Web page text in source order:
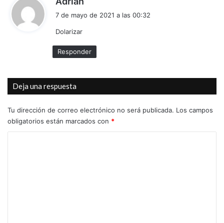
:
7 de mayo de 2021 a las 00:32
Dolarizar
Responder
Deja una respuesta
Tu dirección de correo electrónico no será publicada. Los campos
obligatorios están marcados con *